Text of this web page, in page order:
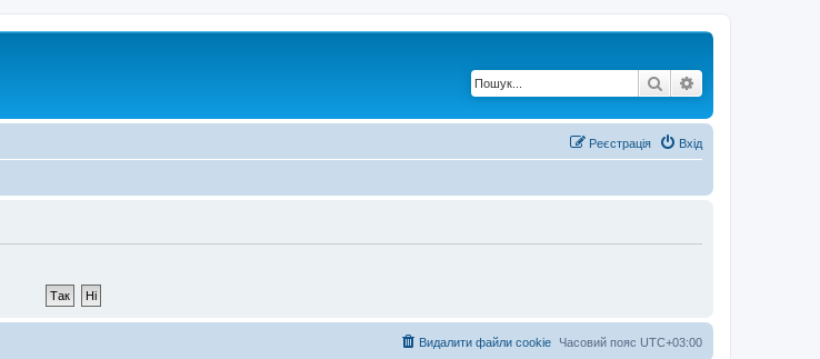
Пошук
Вхід
Реєстрація
Часовий пояс UTC+03:00
Видалити файли cookie